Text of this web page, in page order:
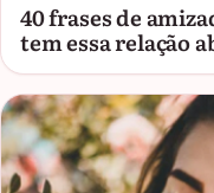
40 frases de
tem essa relação